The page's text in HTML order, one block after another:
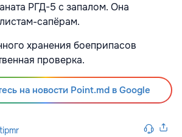
РГД-5 с запалом. Она
сапёрам.
хранения боеприпасов
проверка.
на новости Point.md в Google